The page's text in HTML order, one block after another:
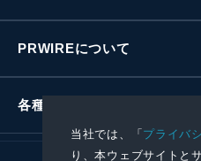
当社では、「プライバ
り、本ウェブサイトと
PRWIREについて
各種お問い合わせ